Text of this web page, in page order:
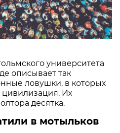
университета
описывает так
ловушки, в которых
цивилизация. Их
десятка.
в мотыльков